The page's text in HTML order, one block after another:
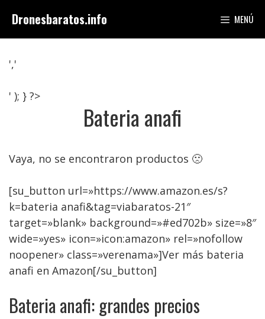
contenido
Dronesbaratos.info MENÚ
','
' ); } ?>
Bateria anafi
Vaya, no se encontraron productos 🙁
[su_button url=»https://www.amazon.es/s?
k=bateria anafi&tag=viabaratos-21″
target=»blank» background=»#ed702b» size=»8″
wide=»yes» icon=»icon:amazon» rel=»nofollow
noopener» class=»verenama»]Ver más bateria
anafi en Amazon[/su_button]
Bateria anafi: grandes precios